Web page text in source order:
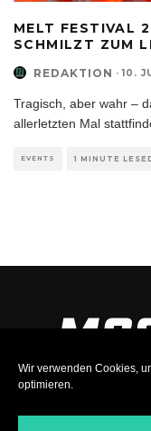
Wir verwenden Cookies,
optimieren.
MELT FESTIVAL
SCHMILZT ZUM
REDAKTION · 10.
Tragisch, aber wahr –
allerletzten Mal
EVENTS 1 MINUTE